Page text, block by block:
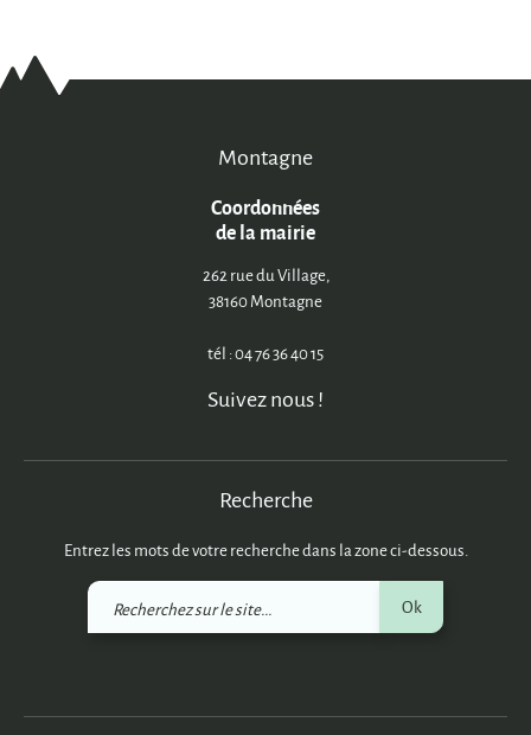
Montagne
Coordonnées
de la mairie
262 rue du Village,
38160 Montagne
tél : 04 76 36 40 15
Suivez nous !
Recherche
Entrez les mots de votre recherche dans la zone ci-dessous.
Recherchez
Ok